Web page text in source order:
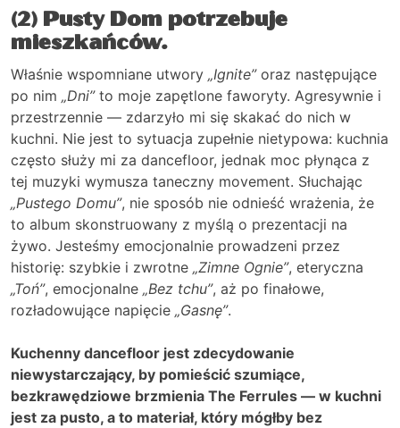
(2) Pusty Dom potrzebuje
mieszkańców.
Właśnie wspomniane utwory „Ignite”oraz następujące
po nim „Dni”to moje zapętlone faworyty. Agresywnie i
przestrzennie — zdarzyło mi się skakać do nich w
kuchni. Nie jest to sytuacja zupełnie nietypowa: kuchnia
często służy mi za dancefloor, jednak moc płynąca z
tej muzyki wymusza taneczny movement. Słuchając
„Pustego Domu”, nie sposób nie odnieść wrażenia, że
to album skonstruowany z myślą o prezentacji na
żywo. Jesteśmy emocjonalnie prowadzeni przez
historię: szybkie i zwrotne „Zimne Ognie”, eteryczna
„Toń”, emocjonalne „Bez tchu”, aż po finałowe,
rozładowujące napięcie „Gasnę”.
Kuchenny dancefloor jest zdecydowanie
niewystarczający, by pomieścić szumiące,
bezkrawędziowe brzmienia The Ferrules — w kuchni
jest za pusto, a to materiał, który mógłby bez